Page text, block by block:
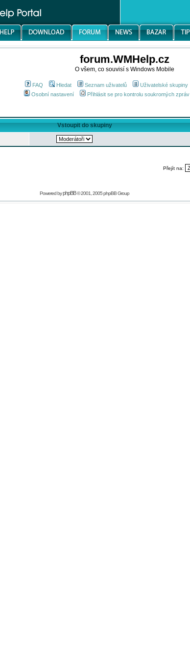
forum.WMHelp.cz
O všem, co souvisí s Windows Mobile
FAQ Hledat Seznam uživatelů Uživatelské skupiny
Osobní nastavení
Přihlásit se pro kontrolu soukromých zpráv
Vstoupit do skupiny
Přejít na:
Powered byphpBB© 2001, 2005 phpBB Group